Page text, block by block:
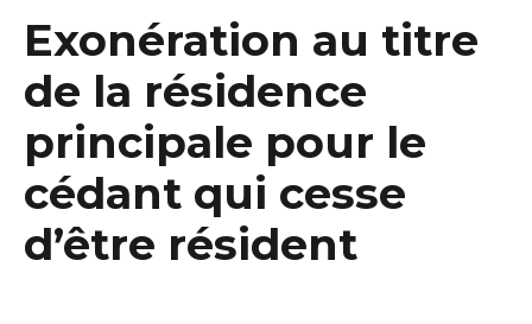
Exonération au titre
de la résidence
principale pour le
cédant qui cesse
d’être résident